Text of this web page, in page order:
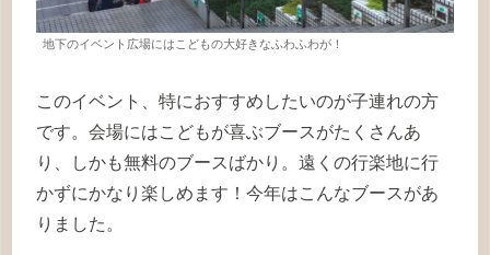
地下のイベント広場にはこどもの大好きなふわふわが！
このイベント、特におすすめしたいのが子連れの方
です。会場にはこどもが喜ぶブースがたくさんあ
り、しかも無料のブースばかり。遠くの行楽地に行
かずにかなり楽しめます！今年はこんなブースがあ
りました。